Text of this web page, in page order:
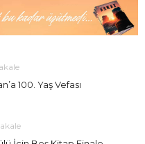
100. Yaş Vefası